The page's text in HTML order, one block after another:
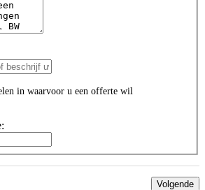
in waarvoor u een offerte wil
Volgende